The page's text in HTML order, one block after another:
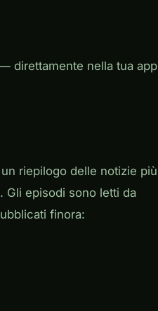
direttamente nella tua app
riepilogo delle notizie più
Gli episodi sono letti da
finora: